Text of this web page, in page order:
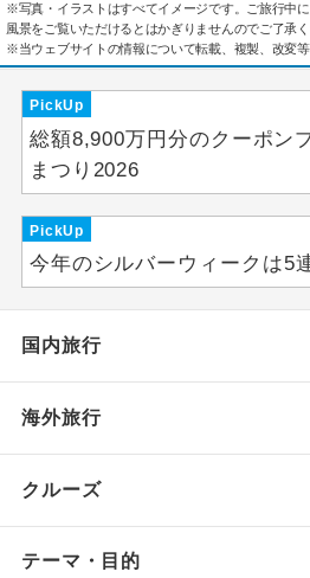
※写真・イラストはすべてイメージです。ご旅行中
風景をご覧いただけるとはかぎりませんのでご了承く
※当ウェブサイトの情報について転載、複製、改変等
PickUp
総額8,900万円分のクーポン
まつり2026
PickUp
今年のシルバーウィークは5
国内旅行
海外旅行
クルーズ
テーマ・目的